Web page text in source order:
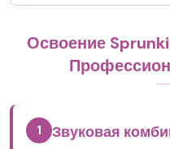
Освоение
1 Звуковая